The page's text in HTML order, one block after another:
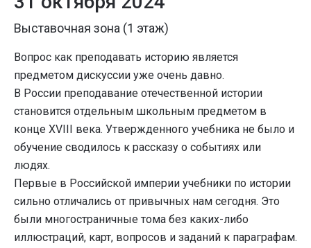
Выставочная зона (1 этаж)
Вопрос как преподавать историю является
предметом дискуссии уже очень давно.
В России преподавание отечественной истории
становится отдельным школьным предметом в
конце XVIII века. Утвержденного учебника не было и
обучение сводилось к рассказу о событиях или
людях.
Первые в Российской империи учебники по истории
сильно отличались от привычных нам сегодня. Это
были многостраничные тома без каких-либо
иллюстраций, карт, вопросов и заданий к параграфам.